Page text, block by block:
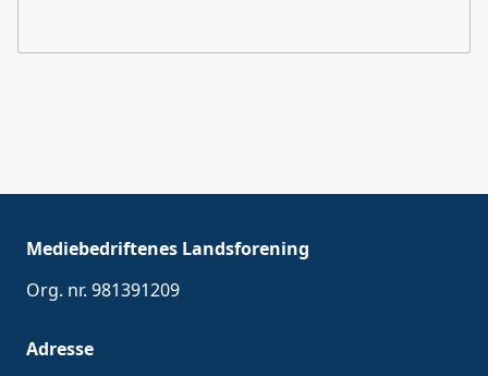
Mediebedriftenes Landsforening
Org. nr. 981391209
Adresse